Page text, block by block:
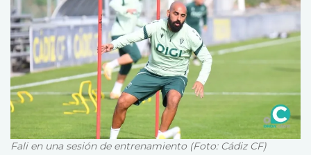
Fali en una sesión de entrenamiento (Foto: Cádiz CF)